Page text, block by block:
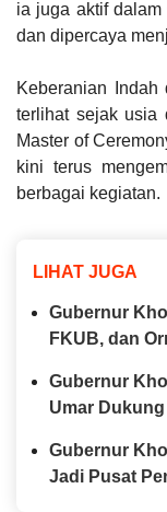
ia juga aktif
dan dipercaya
Keberanian
terlihat sejak usia
Master of
kini terus
berbagai kegiatan.
LIHAT JUGA
Gubernur
FKUB, dan
Gubernur
Umar
Gubernur
Jadi Pusat